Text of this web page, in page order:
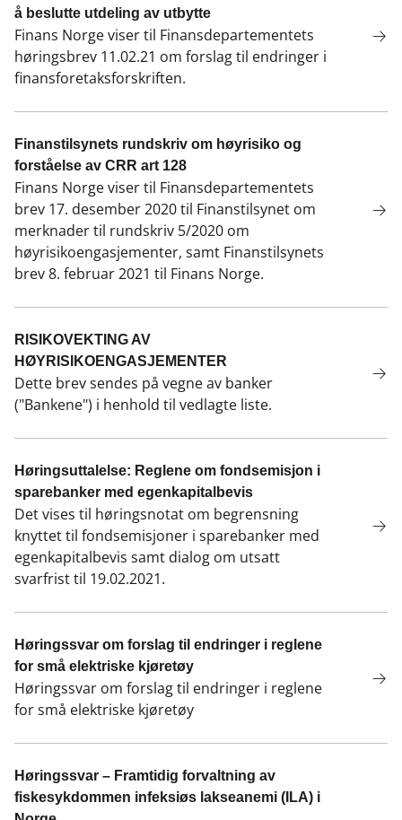
å beslutte utdeling av utbytte
Finans Norge viser til Finansdepartementets
høringsbrev 11.02.21 om forslag til endringer i
finansforetaksforskriften.
Finanstilsynets rundskriv om høyrisiko og
forståelse av CRR art 128
Finans Norge viser til Finansdepartementets
brev 17. desember 2020 til Finanstilsynet om
merknader til rundskriv 5/2020 om
høyrisikoengasjementer, samt Finanstilsynets
brev 8. februar 2021 til Finans Norge.
RISIKOVEKTING AV
HØYRISIKOENGASJEMENTER
Dette brev sendes på vegne av banker
("Bankene") i henhold til vedlagte liste.
Høringsuttalelse: Reglene om fondsemisjon i
sparebanker med egenkapitalbevis
Det vises til høringsnotat om begrensning
knyttet til fondsemisjoner i sparebanker med
egenkapitalbevis samt dialog om utsatt
svarfrist til 19.02.2021.
Høringssvar om forslag til endringer i reglene
for små elektriske kjøretøy
Høringssvar om forslag til endringer i reglene
for små elektriske kjøretøy
Høringssvar – Framtidig forvaltning av
fiskesykdommen infeksiøs lakseanemi (ILA) i